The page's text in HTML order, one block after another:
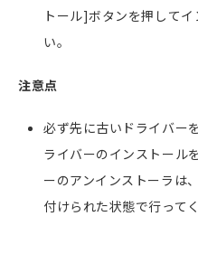
トール]ボタンを押して
い。
注意点
必ず先に古いドライバー
ライバーのインストール
ーのアンインストーラは
付けられた状態で行って